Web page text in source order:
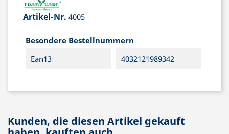
Artikel-Nr. 4005
Besondere Bestellnummern
Ean13
4032121989342
Kunden, die diesen Artikel gekauft